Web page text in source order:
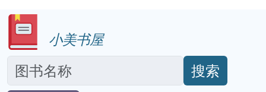
小美书屋
搜索